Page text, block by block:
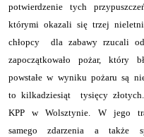
potwierdzenie tych
którymi okazali się trzej
chłopcy dla zabawy rzucali
zapoczątkowało pożar, który
powstałe w wyniku pożaru są
to kilkadziesiąt tysięcy
KPP w Wolsztynie. W jego
samego zdarzenia a także